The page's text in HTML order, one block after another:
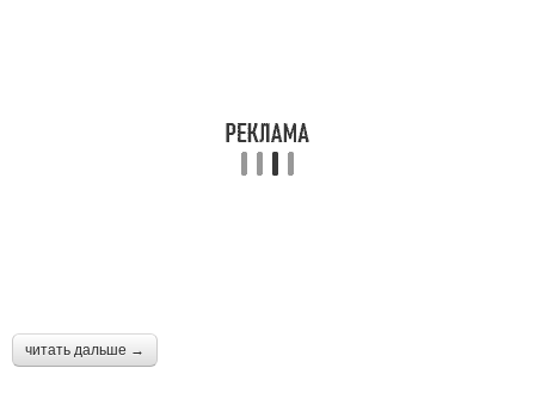
читать дальше →